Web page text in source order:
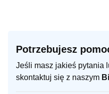
Potrzebujesz
Jeśli masz jakieś pytania
skontaktuj się z naszym